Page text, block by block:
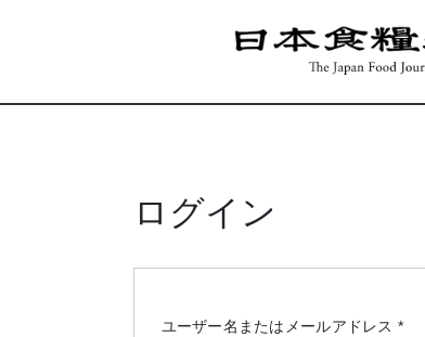
ログイン
ユーザー名またはメールアドレス *必